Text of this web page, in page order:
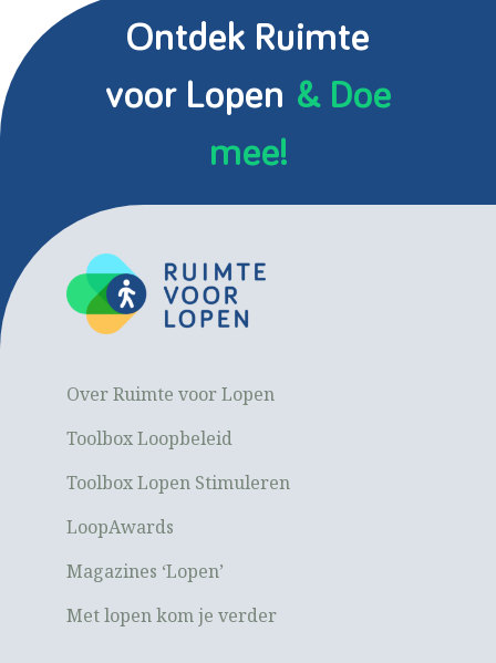
Ontdek Ruimte
voor Lopen & Doe
mee!
Over Ruimte voor Lopen
Toolbox Loopbeleid
Toolbox Lopen Stimuleren
LoopAwards
Magazines ‘Lopen’
Met lopen kom je verder